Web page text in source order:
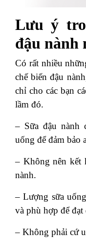
Lưu ý
đậu nành
Có rất nhiều
chế biến đậu
chỉ cho các bạn
lầm đó.
– Sữa đậu nành
uống để đảm bảo
– Không nên kết
nành.
– Lượng sữa
và phù hợp để
– Không phải cứ